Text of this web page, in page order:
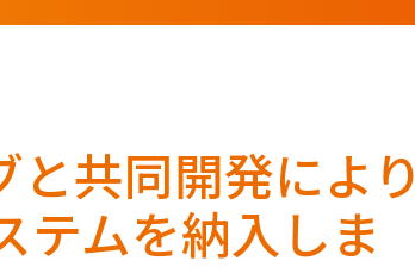
共同開発により
テムを納入しま